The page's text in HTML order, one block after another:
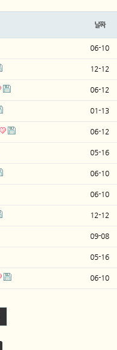
날짜
06-10
12-12
06-12
01-13
06-12
05-16
06-10
06-10
12-12
09-08
05-16
06-10